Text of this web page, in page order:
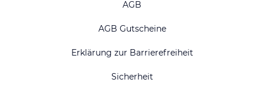
AGB
AGB Gutscheine
Erklärung zur Barrierefreiheit
Sicherheit